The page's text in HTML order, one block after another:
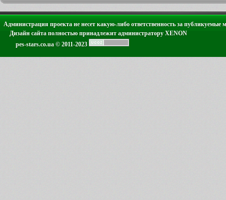
Администрация проекта не несет какую-либо ответственность за публикуемые
Дизайн сайта полностью принадлежит администратору XENON
pes-stars.co.ua © 2011-2023